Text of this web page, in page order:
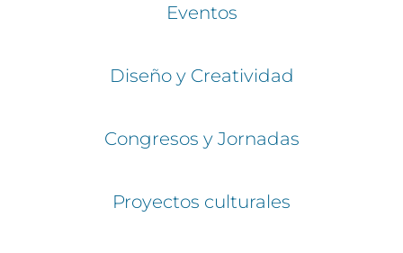
Eventos
Diseño y Creatividad
Congresos y Jornadas
Proyectos culturales